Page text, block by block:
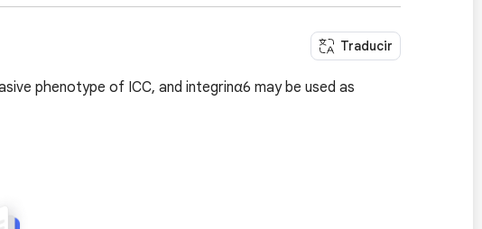
Traducir
phenotype of ICC, and integrinα6 may be used as